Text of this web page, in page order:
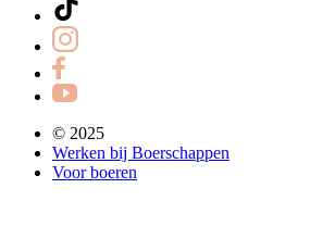
© 2025
Werken bij Boerschappen
Voor boeren